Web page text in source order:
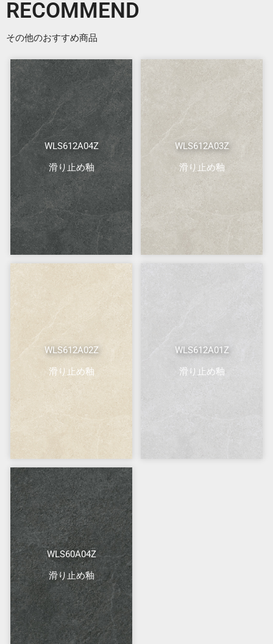
RECOMMEND
その他のおすすめ商品
WLS612A04Z
滑り止め釉
WLS612A03Z
滑り止め釉
WLS612A02Z
滑り止め釉
WLS612A01Z
滑り止め釉
WLS60A04Z
滑り止め釉